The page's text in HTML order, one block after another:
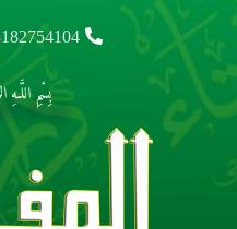
بِسْمِ اللَّـهِ